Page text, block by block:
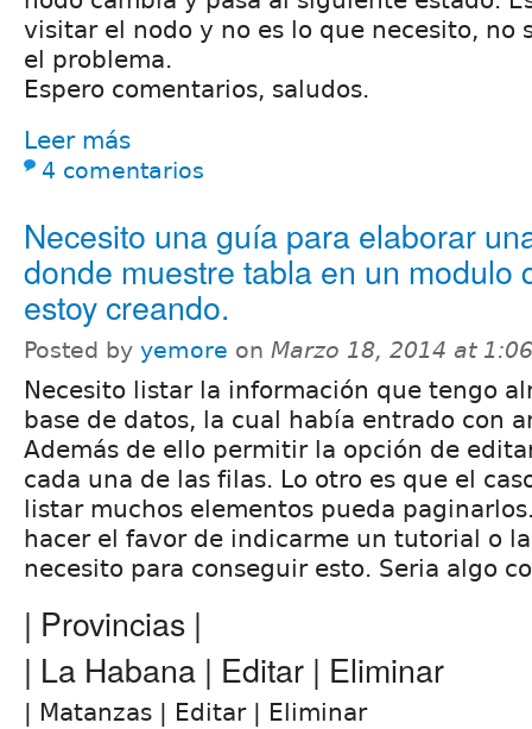
visitar el nodo y no es lo que necesito, no
el problema.
Espero comentarios, saludos.
Leer más
4 comentarios
Necesito una guía para elaborar
donde muestre tabla en un modulo
estoy creando.
Posted by yemore on Marzo 18, 2014 at
Necesito listar la información que tengo
base de datos, la cual había entrado con
Además de ello permitir la opción de
cada una de las filas. Lo otro es que el
listar muchos elementos pueda
hacer el favor de indicarme un tutorial o
necesito para conseguir esto. Seria algo
| Provincias |
| La Habana | Editar | Eliminar
| Matanzas | Editar | Eliminar